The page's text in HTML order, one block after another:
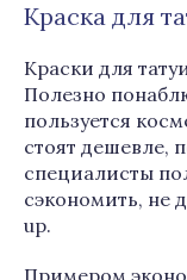
Краска для
Краски для
Полезно
пользуется
стоят дешевле,
специалисты
сэкономить, не
up.
Примером